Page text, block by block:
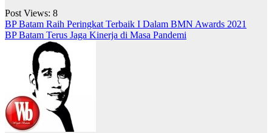
Post Views: 8
Navigasi
pos
BP Batam Raih Peringkat Terbaik I Dalam BMN Awards 2021
BP Batam Terus Jaga Kinerja di Masa Pandemi